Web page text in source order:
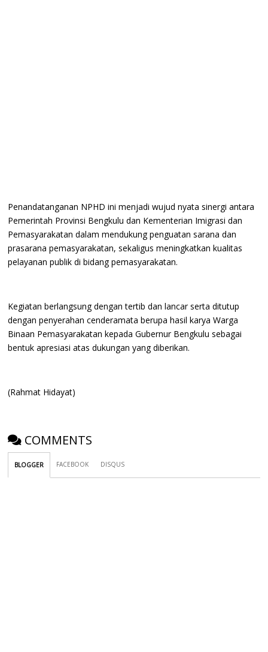
Penandatanganan NPHD ini menjadi wujud nyata sinergi antara
Pemerintah Provinsi Bengkulu dan Kementerian Imigrasi dan
Pemasyarakatan dalam mendukung penguatan sarana dan
prasarana pemasyarakatan, sekaligus meningkatkan kualitas
pelayanan publik di bidang pemasyarakatan.
Kegiatan berlangsung dengan tertib dan lancar serta ditutup
dengan penyerahan cenderamata berupa hasil karya Warga
Binaan Pemasyarakatan kepada Gubernur Bengkulu sebagai
bentuk apresiasi atas dukungan yang diberikan.
(Rahmat Hidayat)
COMMENTS
BLOGGER FACEBOOK DISQUS